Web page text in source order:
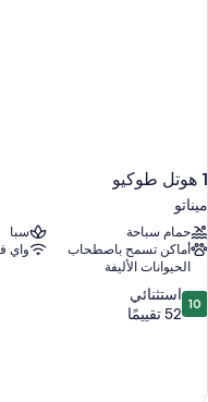
1 هوتل طوكيو
ميناتو
حمام سباحة
سبا
أماكن تسمح باصطحاب
الحيوانات الأليفة
واي
10.0
من
تقييمًا
10 استثنائي
52 تقييمًا